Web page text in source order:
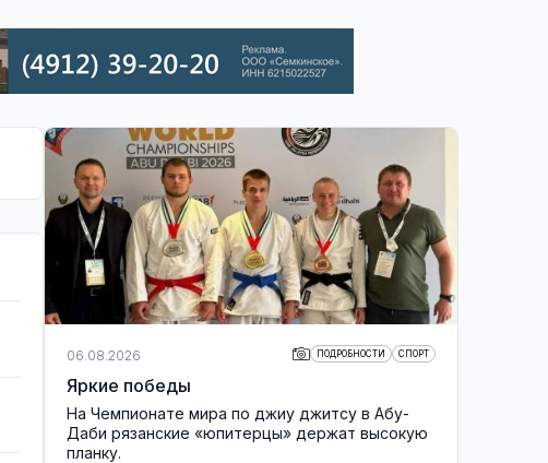
06.08.2026 ПОДРОБНОСТИ СПОРТ
Яркие победы
На Чемпионате мира по джиу джитсу в Абу-
Даби рязанские «юпитерцы» держат высокую
планку.